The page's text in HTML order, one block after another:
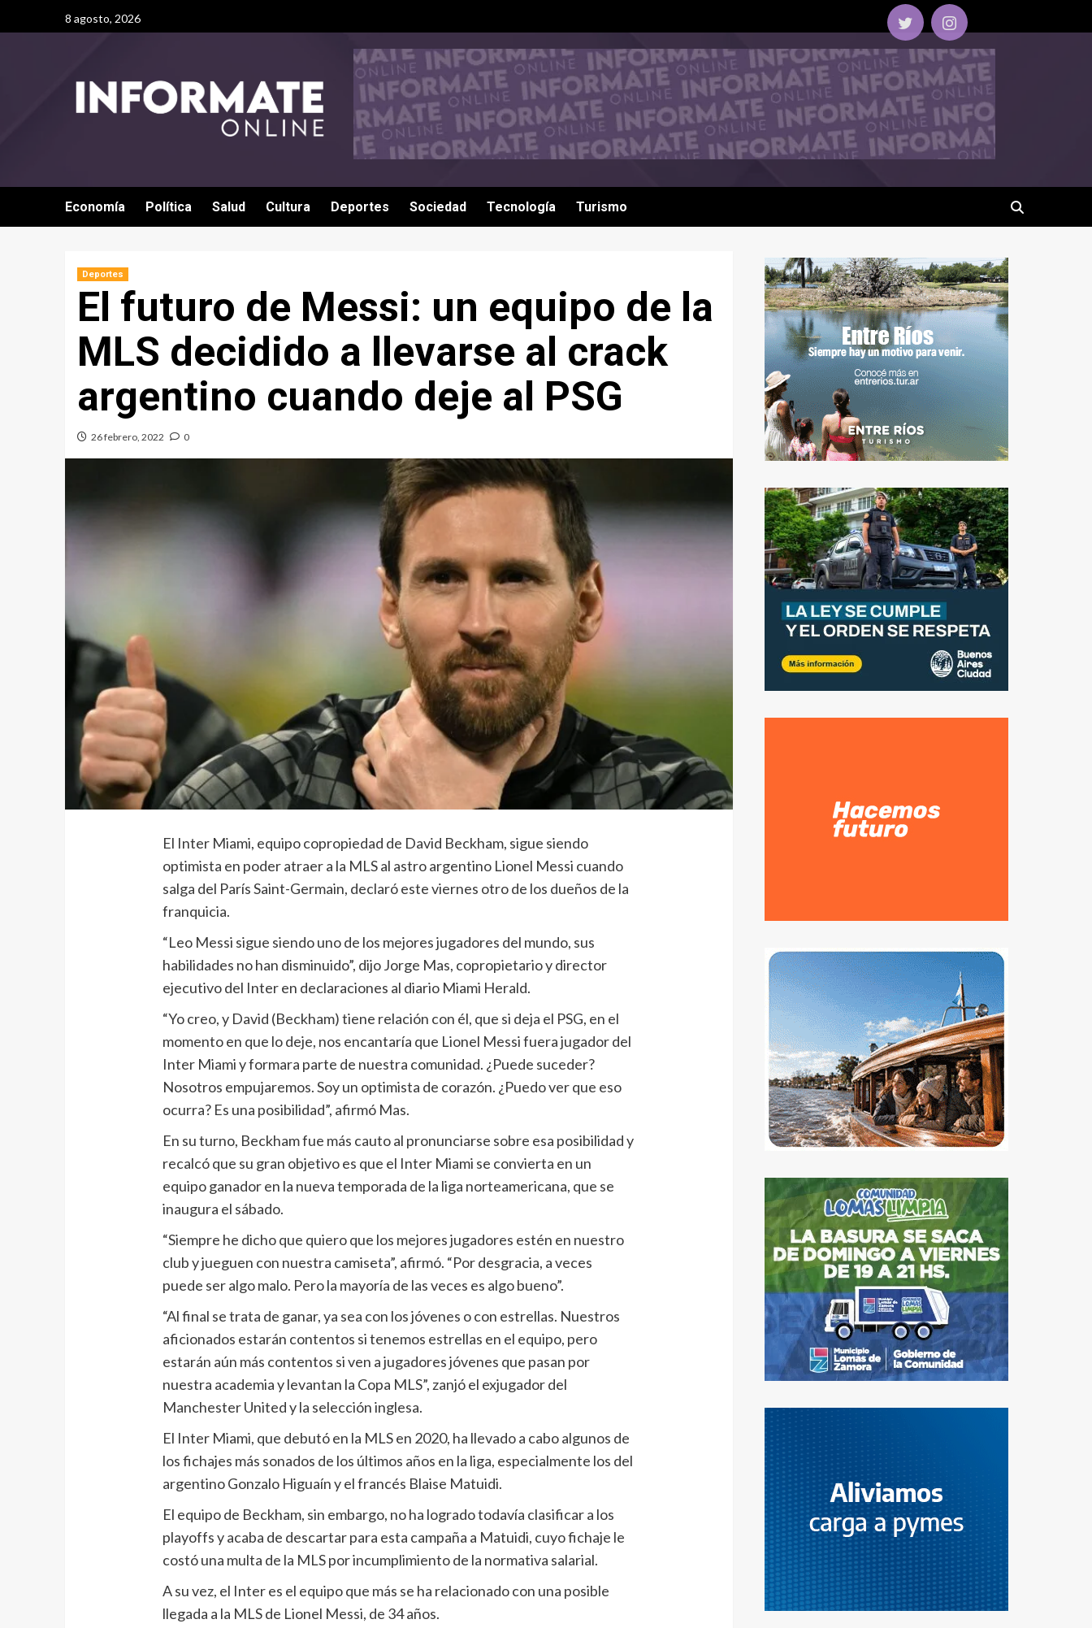
8 agosto, 2026
Economía Política Salud Cultura Deportes Sociedad Tecnología Turismo
Deportes
El futuro de Messi: un equipo de la
MLS decidido a llevarse al crack
argentino cuando deje al PSG
26 febrero, 2022 0
El Inter Miami, equipo copropiedad de David Beckham, sigue siendo
optimista en poder atraer a la MLS al astro argentino Lionel Messi cuando
salga del París Saint-Germain, declaró este viernes otro de los dueños de la
franquicia.
“Leo Messi sigue siendo uno de los mejores jugadores del mundo, sus
habilidades no han disminuido”, dijo Jorge Mas, copropietario y director
ejecutivo del Inter en declaraciones al diario Miami Herald.
“Yo creo, y David (Beckham) tiene relación con él, que si deja el PSG, en el
momento en que lo deje, nos encantaría que Lionel Messi fuera jugador del
Inter Miami y formara parte de nuestra comunidad. ¿Puede suceder?
Nosotros empujaremos. Soy un optimista de corazón. ¿Puedo ver que eso
ocurra? Es una posibilidad”, afirmó Mas.
En su turno, Beckham fue más cauto al pronunciarse sobre esa posibilidad y
recalcó que su gran objetivo es que el Inter Miami se convierta en un
equipo ganador en la nueva temporada de la liga norteamericana, que se
inaugura el sábado.
“Siempre he dicho que quiero que los mejores jugadores estén en nuestro
club y jueguen con nuestra camiseta”, afirmó. “Por desgracia, a veces
puede ser algo malo. Pero la mayoría de las veces es algo bueno”.
“Al final se trata de ganar, ya sea con los jóvenes o con estrellas. Nuestros
aficionados estarán contentos si tenemos estrellas en el equipo, pero
estarán aún más contentos si ven a jugadores jóvenes que pasan por
nuestra academia y levantan la Copa MLS”, zanjó el exjugador del
Manchester United y la selección inglesa.
El Inter Miami, que debutó en la MLS en 2020, ha llevado a cabo algunos de
los fichajes más sonados de los últimos años en la liga, especialmente los del
argentino Gonzalo Higuaín y el francés Blaise Matuidi.
El equipo de Beckham, sin embargo, no ha logrado todavía clasificar a los
playoffs y acaba de descartar para esta campaña a Matuidi, cuyo fichaje le
costó una multa de la MLS por incumplimiento de la normativa salarial.
A su vez, el Inter es el equipo que más se ha relacionado con una posible
llegada a la MLS de Lionel Messi, de 34 años.